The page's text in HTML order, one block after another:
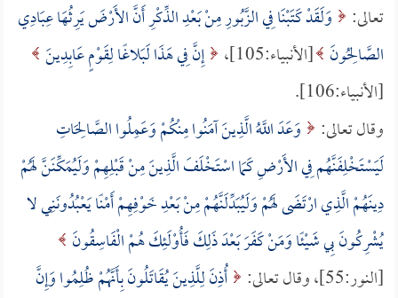
تعالى:
وَلَقَدْ كَتَبْنَا فِي الزَّبُورِ مِنْ بَعْدِ الذِّكْرِ أَنَّ الأَرْضَ يَرِثُهَا عِبَادِي
الصَّالِحُونَ [الأنبياء:105]،
إِنَّ فِي هَذَا لَبَلاغًا لِقَوْمٍ عَابِدِينَ
[الأنبياء:106].
وقال تعالى:
وَعَدَ اللَّهُ الَّذِينَ آمَنُوا مِنْكُمْ وَعَمِلُوا الصَّالِحَاتِ
لَيَسْتَخْلِفَنَّهُم فِي الأَرْضِ كَمَا اسْتَخْلَفَ الَّذِينَ مِنْ قَبْلِهِمْ وَلَيُمَكِّنَنَّ لَهُمْ
دِينَهُمْ الَّذِي ارْتَضَى لَهُمْ وَلَيُبَدِّلَنَّهُمْ مِنْ بَعْدِ خَوْفِهِمْ أَمْنًا يَعْبُدُونَنِي لا
يُشْرِكُونَ بِي شَيْئًا وَمَنْ كَفَرَ بَعْدَ ذَلِكَ فَأُوْلَئِكَ هُمْ الْفَاسِقُونَ
[النور:55]، وقال تعالى:
أُذِنَ لِلَّذِينَ يُقَاتَلُونَ بِأَنَّهُمْ ظُلِمُوا وَإِنَّ